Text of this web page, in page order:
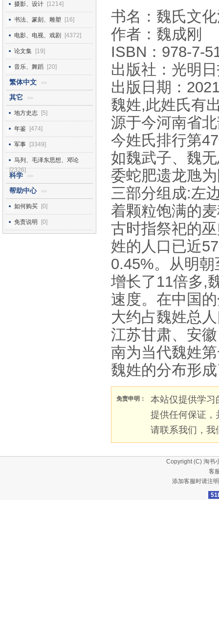
摄影、设计 [1214]
书法、篆刻、雕塑 [16]
电影、电视、戏剧 [4372]
论文集 [19]
音乐、舞蹈 [20]
繁体中文 >>
其它 >>
地方史志 [5]
年鉴 [474]
军事 [3349]
马列、毛泽东思想、邓论
[2326]
科学 >>
帮助中心 >>
如何购买 [0]
免责说明 [0]
书名：魏氏文
作者：魏成刚
ISBN：978-7-
出版社：光明
出版日期：
魏姓,此姓氏有
源于今河南省
今姓氏排行第
如魏武子、魏
委蛇肥遗龙虺
三部分组成:左
着颗粒饱满的
古时指祭祀的
姓的人口已近
0.45%。从明
增长了11倍多,
速度。在中国
大约占魏姓总
江苏甘肃、安
南为当代魏姓
魏姓的分布形
免责申明：
本站仅提供学习
提供任何保证，
请联系我们，我
Copyright (C) 淘书
客
添加客服时请注